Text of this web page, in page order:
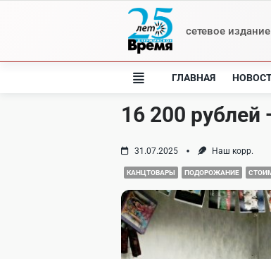
сетевое
ГЛАВНАЯ
16 200
31.07.2025 Наш корр.
КАНЦТОВАРЫ ПОДОРОЖАНИЕ